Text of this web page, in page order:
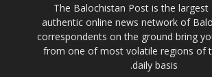
The Balochistan Post is the
authentic online news network of
correspondents on the ground bring
from one of most volatile regions of
daily basis.